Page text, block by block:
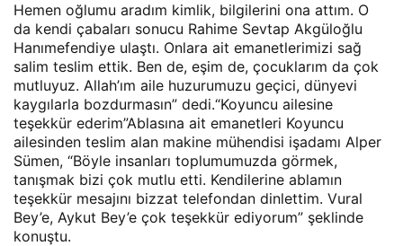
Hemen oğlumu aradım kimlik, bilgilerini ona attım. O
da kendi çabaları sonucu Rahime Sevtap Akgüloğlu
Hanımefendiye ulaştı. Onlara ait emanetlerimizi sağ
salim teslim ettik. Ben de, eşim de, çocuklarım da çok
mutluyuz. Allah’ım aile huzurumuzu geçici, dünyevi
kaygılarla bozdurmasın” dedi.“Koyuncu ailesine
teşekkür ederim”Ablasına ait emanetleri Koyuncu
ailesinden teslim alan makine mühendisi işadamı Alper
Sümen, “Böyle insanları toplumumuzda görmek,
tanışmak bizi çok mutlu etti. Kendilerine ablamın
teşekkür mesajını bizzat telefondan dinlettim. Vural
Bey’e, Aykut Bey’e çok teşekkür ediyorum” şeklinde
konuştu.